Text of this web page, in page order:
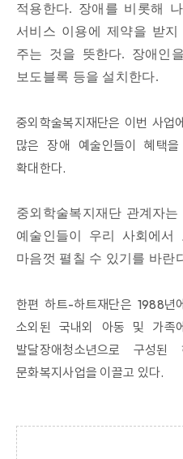
적용한다. 장애를 비롯해
서비스 이용에 제약을 받
주는 것을 뜻한다. 장애인
보도블록 등을 설치한다.
중외학술복지재단은 이번 사업
많은 장애 예술인들이 혜택
확대한다.
중외학술복지재단 관계자
예술인들이 우리 사회에
마음껏 펼칠 수 있기를 바란
한편 하트-하트재단은 1988년
소외된 국내외 아동 및 가족
발달장애청소년으로 구성
문화복지사업을 이끌고 있다.